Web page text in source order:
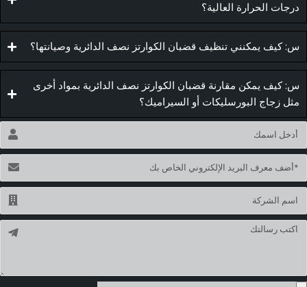
درجات الحرارة العالية؟
س: كيف يمكنني تنظيف قضبان الكوارتز نصف الدائرية وصيانتها؟
س: كيف يمكن مقارنة قضبان الكوارتز نصف الدائرية بمواد أخرى
مثل زجاج البورسليكات أو السيراميك؟